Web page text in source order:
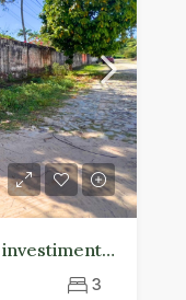
Excelente oportunidade de investimento em uma das regiões mais valorizadas do bairro Lagoa em Paracuru.
3